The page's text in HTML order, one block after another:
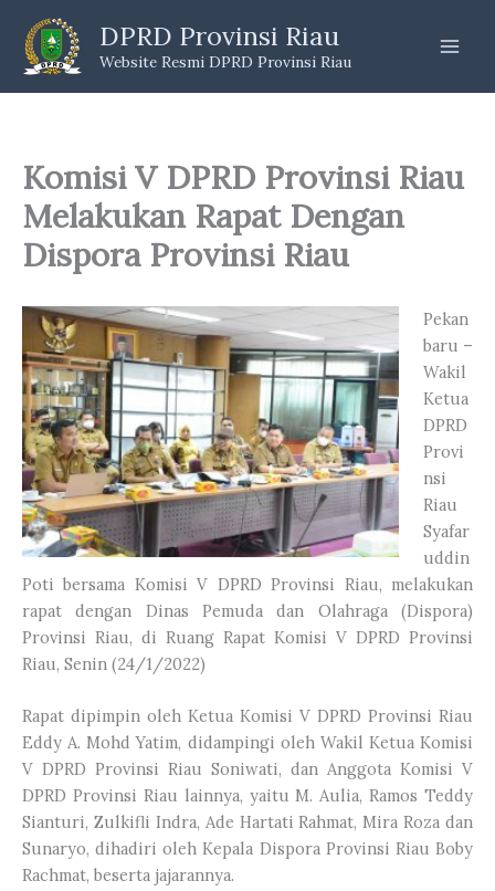
content
DPRD Provinsi Riau
Website Resmi DPRD Provinsi Riau
Komisi V DPRD Provinsi Riau
Melakukan Rapat Dengan
Dispora Provinsi Riau
Pekan
baru –
Wakil
Ketua
DPRD
Provi
nsi
Riau
Syafar
uddin
Poti bersama Komisi V DPRD Provinsi Riau, melakukan
rapat dengan Dinas Pemuda dan Olahraga (Dispora)
Provinsi Riau, di Ruang Rapat Komisi V DPRD Provinsi
Riau, Senin (24/1/2022)
Rapat dipimpin oleh Ketua Komisi V DPRD Provinsi Riau
Eddy A. Mohd Yatim, didampingi oleh Wakil Ketua Komisi
V DPRD Provinsi Riau Soniwati, dan Anggota Komisi V
DPRD Provinsi Riau lainnya, yaitu M. Aulia, Ramos Teddy
Sianturi, Zulkifli Indra, Ade Hartati Rahmat, Mira Roza dan
Sunaryo, dihadiri oleh Kepala Dispora Provinsi Riau Boby
Rachmat, beserta jajarannya.